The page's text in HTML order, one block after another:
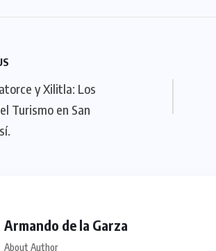
y Xilitla: Los
Turismo en San
Armando de la Garza
About Author